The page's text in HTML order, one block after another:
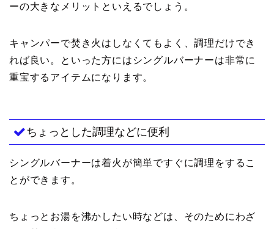
ーの大きなメリットといえるでしょう。
キャンパーで焚き火はしなくてもよく、調理だけでき
れば良い。といった方にはシングルバーナーは非常に
重宝するアイテムになります。
ちょっとした調理などに便利
シングルバーナーは着火が簡単ですぐに調理をするこ
とができます。
ちょっとお湯を沸かしたい時などは、そのためにわざ